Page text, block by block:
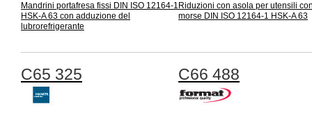
Mandrini portafresa fissi DIN ISO 12164-1
HSK-A 63 con adduzione del
lubrorefrigerante
Riduzioni con asola per utensili
morse DIN ISO 12164-1 HSK-A 63
C65 325 C66 488